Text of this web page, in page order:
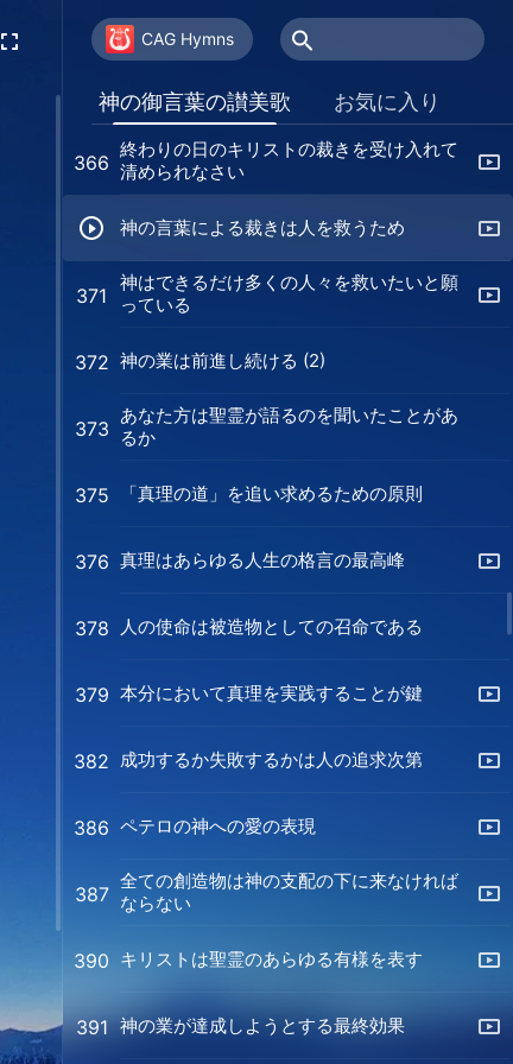
CAG Hymns
神の御言葉の讃美歌 お気に入り
362 勝利して戻って来た神を賛美せよ
364 神の知恵はサタンの策略の上に表される
366
終わりの日のキリストの裁きを受け入れて
清められなさい
神の言葉による裁きは人を救うため
371
神はできるだけ多くの人々を救いたいと願
っている
372 神の業は前進し続ける (2)
373
あなた方は聖霊が語るのを聞いたことがあ
るか
375 「真理の道」を追い求めるための原則
376 真理はあらゆる人生の格言の最高峰
378 人の使命は被造物としての召命である
379 本分において真理を実践することが鍵
382 成功するか失敗するかは人の追求次第
386 ペテロの神への愛の表現
387
全ての創造物は神の支配の下に来なければ
ならない
390 キリストは聖霊のあらゆる有様を表す
391 神の業が達成しようとする最終効果